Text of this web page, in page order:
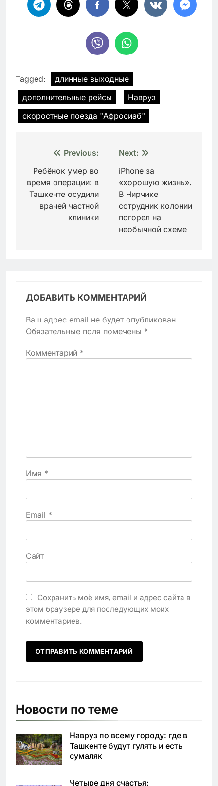
Tagged:
длинные выходные
дополнительные рейсы
Навруз
скоростные поезда "Афросиаб"
Навигация
по
записям
Previous:
Ребёнок умер во
время операции: в
Ташкенте осудили
врачей частной
клиники
Next:
iPhone за
«хорошую жизнь».
В Чирчике
сотрудник колонии
погорел на
необычной схеме
ДОБАВИТЬ КОММЕНТАРИЙ
Ваш адрес email не будет опубликован.
Обязательные поля помечены *
Комментарий *
Имя *
Email *
Сайт
Сохранить моё имя, email и адрес сайта в
этом браузере для последующих моих
комментариев.
Новости по теме
Навруз по всему городу: где в
Ташкенте будут гулять и есть
сумаляк
Четыре дня счастья: